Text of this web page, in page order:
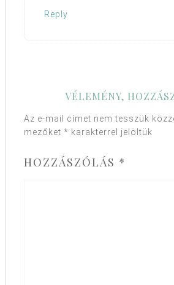
Reply
VÉLEMÉNY,
Az e-mail címet nem tesszük
mezőket * karakterrel jelöltük
HOZZÁSZÓLÁS *